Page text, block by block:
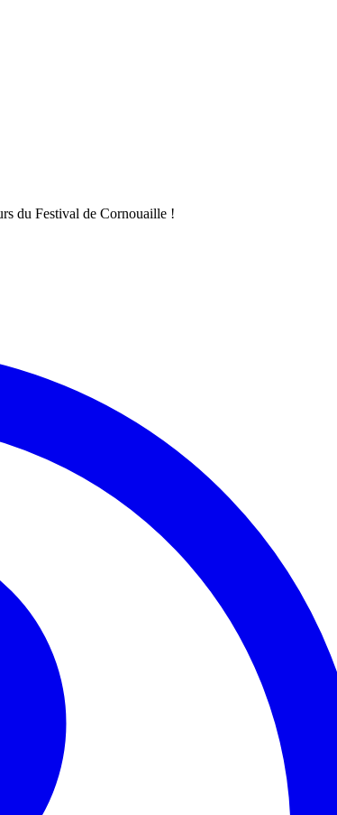
du Festival de Cornouaille !